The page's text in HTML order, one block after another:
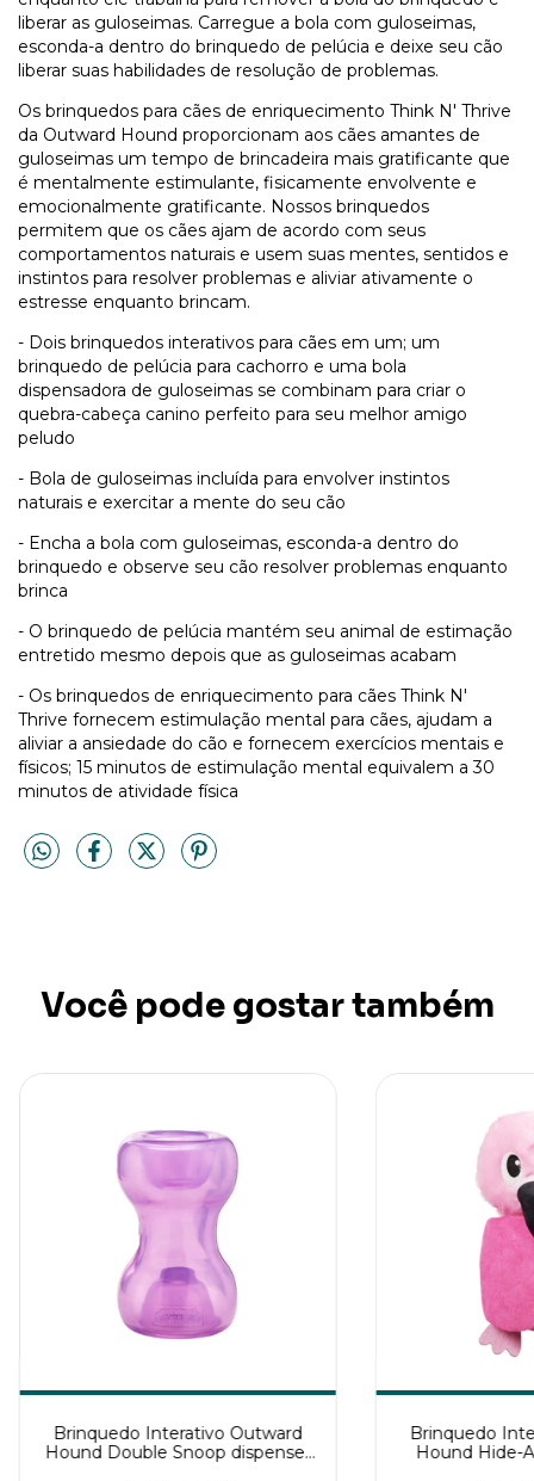
liberar as guloseimas. Carregue a bola com guloseimas,
esconda-a dentro do brinquedo de pelúcia e deixe seu cão
liberar suas habilidades de resolução de problemas.
Os brinquedos para cães de enriquecimento Think N' Thrive
da Outward Hound proporcionam aos cães amantes de
guloseimas um tempo de brincadeira mais gratificante que
é mentalmente estimulante, fisicamente envolvente e
emocionalmente gratificante. Nossos brinquedos
permitem que os cães ajam de acordo com seus
comportamentos naturais e usem suas mentes, sentidos e
instintos para resolver problemas e aliviar ativamente o
estresse enquanto brincam.
- Dois brinquedos interativos para cães em um; um
brinquedo de pelúcia para cachorro e uma bola
dispensadora de guloseimas se combinam para criar o
quebra-cabeça canino perfeito para seu melhor amigo
peludo
- Bola de guloseimas incluída para envolver instintos
naturais e exercitar a mente do seu cão
- Encha a bola com guloseimas, esconda-a dentro do
brinquedo e observe seu cão resolver problemas enquanto
brinca
- O brinquedo de pelúcia mantém seu animal de estimação
entretido mesmo depois que as guloseimas acabam
- Os brinquedos de enriquecimento para cães Think N'
Thrive fornecem estimulação mental para cães, ajudam a
aliviar a ansiedade do cão e fornecem exercícios mentais e
físicos; 15 minutos de estimulação mental equivalem a 30
minutos de atividade física
Você pode gostar também
Brinquedo Interativo Outward
Hound Double Snoop dispenser
Brinquedo
Hound Hide-